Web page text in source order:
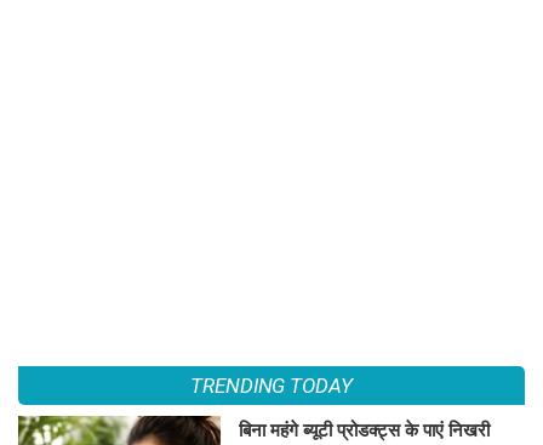
TRENDING TODAY
बिना महंगे ब्यूटी प्रोडक्ट्स के पाएं निखरी